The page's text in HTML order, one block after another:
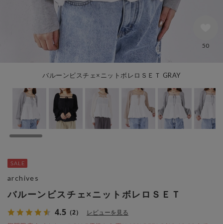
バルーンビスチェ×ニットボレロＳＥＴ GRAY
50
バルーンビスチェ×ニットボレロＳＥＴ
4.5 （2） レビューを見る
archives